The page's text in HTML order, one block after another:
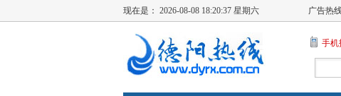
现在是： 2026-08-08 18:20:38 星期六 广告热
手机